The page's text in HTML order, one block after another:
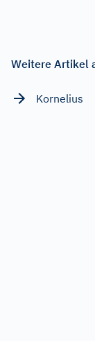
Weitere Artikel
Kornelius